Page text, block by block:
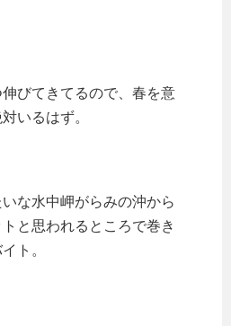
びてきてるので、春を意
いるはず。
な水中岬がらみの沖から
と思われるところで巻き
ト。